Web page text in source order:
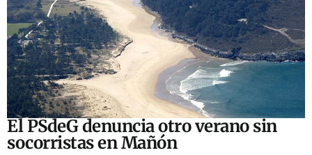
El PSdeG denuncia otro verano sin
socorristas en Mañón